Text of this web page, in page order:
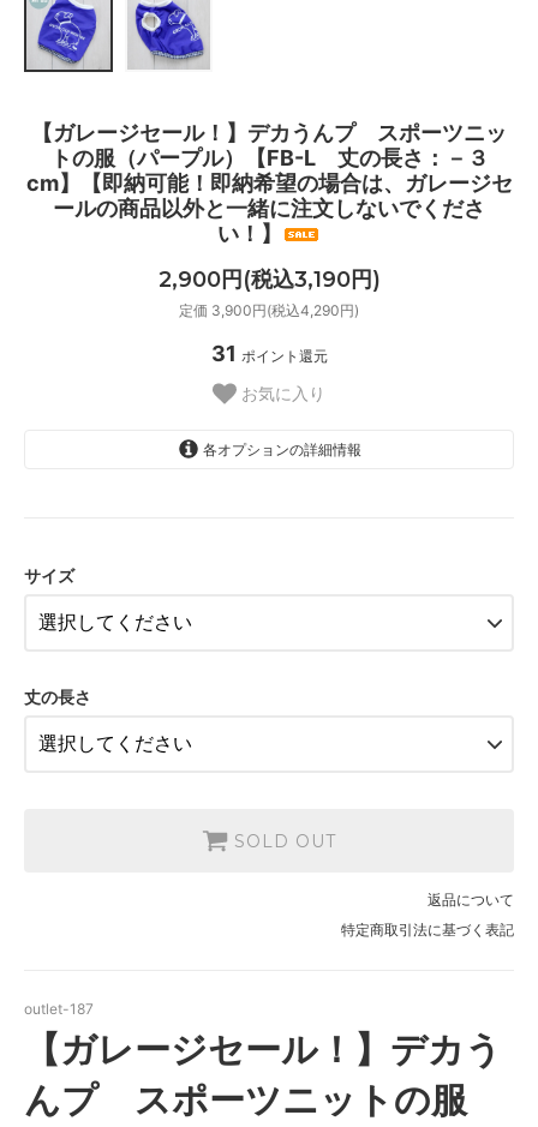
【ガレージセール！】デカうんプ スポーツニッ
トの服（パープル）【FB-L 丈の長さ：－３
cm】【即納可能！即納希望の場合は、ガレージセ
ールの商品以外と一緒に注文しないでくださ
い！】
2,900円(税込3,190円)
定価 3,900円(税込4,290円)
31 ポイント還元
お気に入り
各オプションの詳細情報
サイズ
丈の長さ
SOLD OUT
返品について
特定商取引法に基づく表記
outlet-187
【ガレージセール！】デカう
んプ スポーツニットの服